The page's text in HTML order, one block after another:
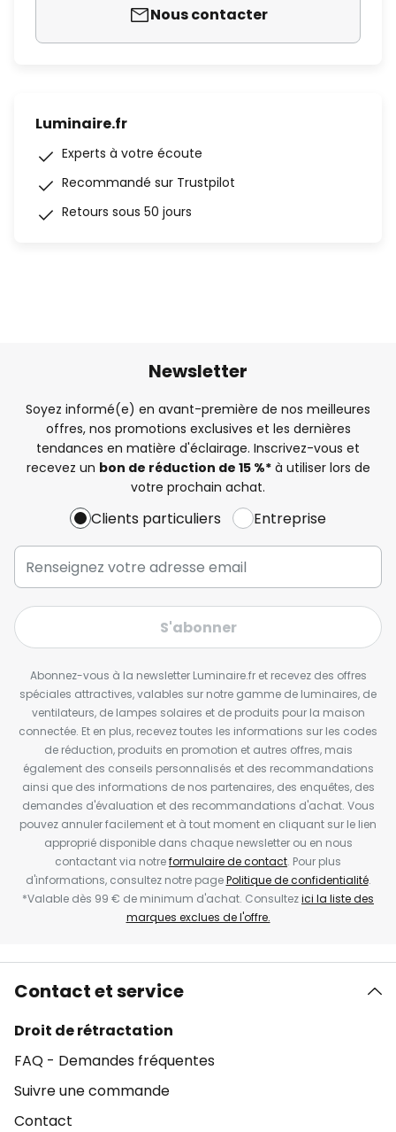
Nous contacter
Luminaire.fr
Experts à votre écoute
Recommandé sur Trustpilot
Retours sous 50 jours
Newsletter
Soyez informé(e) en avant-première de nos meilleures
offres, nos promotions exclusives et les dernières
tendances en matière d'éclairage. Inscrivez-vous et
recevez un bon de réduction de 15 %*à utiliser lors de
votre prochain achat.
Clients particuliers Entreprise
S'abonner
Abonnez-vous à la newsletter Luminaire.fr et recevez des offres
spéciales attractives, valables sur notre gamme de luminaires, de
ventilateurs, de lampes solaires et de produits pour la maison
connectée. Et en plus, recevez toutes les informations sur les codes
de réduction, produits en promotion et autres offres, mais
également des conseils personnalisés et des recommandations
ainsi que des informations de nos partenaires, des enquêtes, des
demandes d'évaluation et des recommandations d'achat. Vous
pouvez annuler facilement et à tout moment en cliquant sur le lien
approprié disponible dans chaque newsletter ou en nous
contactant via notreformulaire de contact. Pour plus
d'informations, consultez notre pagePolitique de confidentialité.
*Valable dès 99 € de minimum d'achat. Consultezici la liste des
marques exclues de l'offre.
Contact et service
Droit de rétractation
FAQ - Demandes fréquentes
Suivre une commande
Contact